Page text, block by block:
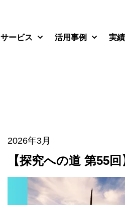
サービス
Show submenu for サ
活用事例
Show
実績
2026年3月
【探究への道 第55